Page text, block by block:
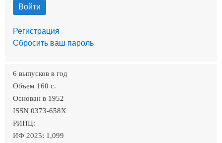
Регистрация
Сбросить ваш пароль
6 выпусков в год
Объем 160 c.
Основан в 1952
ISSN 0373-658X
РИНЦ:
ИФ 2025: 1,099